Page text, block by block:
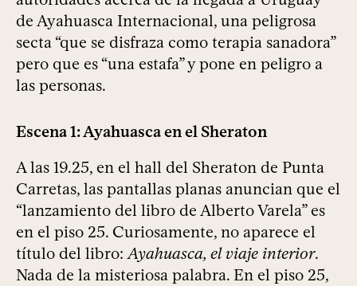
de Ayahuasca Internacional, una peligrosa
secta “que se disfraza como terapia sanadora”
pero que es “una estafa” y pone en peligro a
las personas.
Escena 1: Ayahuasca en el Sheraton
A las 19.25, en el hall del Sheraton de Punta
Carretas, las pantallas planas anuncian que el
“lanzamiento del libro de Alberto Varela” es
en el piso 25. Curiosamente, no aparece el
título del libro:Ayahuasca, el viaje interior.
Nada de la misteriosa palabra. En el piso 25,